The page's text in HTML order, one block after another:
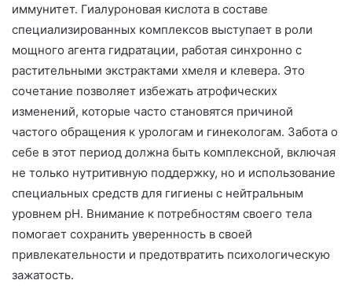
иммунитет. Гиалуроновая кислота в составе
специализированных комплексов выступает в роли
мощного агента гидратации, работая синхронно с
растительными экстрактами хмеля и клевера. Это
сочетание позволяет избежать атрофических
изменений, которые часто становятся причиной
частого обращения к урологам и гинекологам. Забота о
себе в этот период должна быть комплексной, включая
не только нутритивную поддержку, но и использование
специальных средств для гигиены с нейтральным
уровнем pH. Внимание к потребностям своего тела
помогает сохранить уверенность в своей
привлекательности и предотвратить психологическую
зажатость.